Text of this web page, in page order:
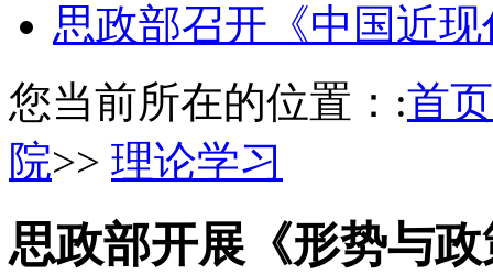
思政部召开《中国近
您当前所在的位置：:首页
院>> 理论学习
思政部开展《形势与